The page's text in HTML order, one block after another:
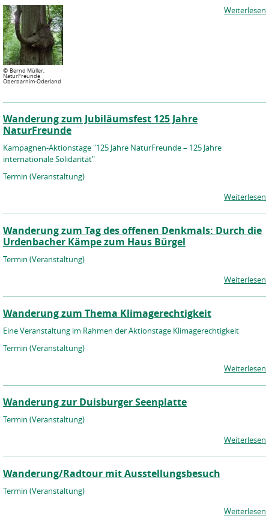
© Bernd Müller,
NaturFreunde
Oberbarnim-Oderland
Weiterlesen
Wanderung zum Jubiläumsfest 125 Jahre
NaturFreunde
Kampagnen-Aktionstage "125 Jahre NaturFreunde – 125 Jahre
internationale Solidarität"
Termin (Veranstaltung)
Weiterlesen
Wanderung zum Tag des offenen Denkmals: Durch die
Urdenbacher Kämpe zum Haus Bürgel
Termin (Veranstaltung)
Weiterlesen
Wanderung zum Thema Klimagerechtigkeit
Eine Veranstaltung im Rahmen der Aktionstage Klimagerechtigkeit
Termin (Veranstaltung)
Weiterlesen
Wanderung zur Duisburger Seenplatte
Termin (Veranstaltung)
Weiterlesen
Wanderung/Radtour mit Ausstellungsbesuch
Termin (Veranstaltung)
Weiterlesen